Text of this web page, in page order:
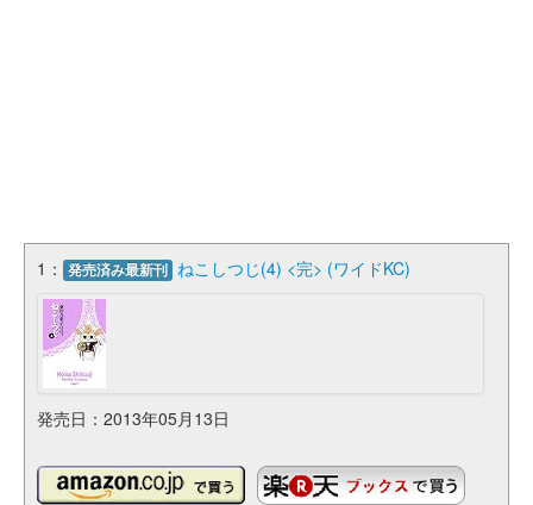
1： 発売済み最新刊 ねこしつじ(4) <完> (ワイドKC)
発売日：2013年05月13日